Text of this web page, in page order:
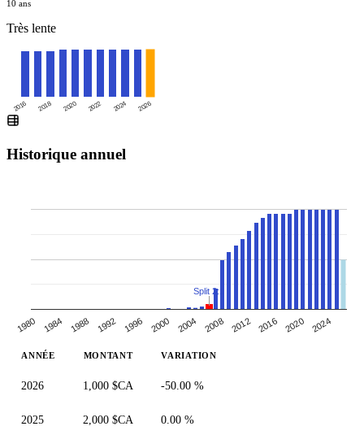
10 ans
Très lente
2016 2018 2020 2022 2024 2026
Historique annuel
1980 1984 1988 1992 1996 2000 2004 2008 2012 2016 2020 2024
Split 2:1
ANNÉE MONTANT VARIATION
2026 1,000 $CA -50.00 %
2025 2,000 $CA 0.00 %